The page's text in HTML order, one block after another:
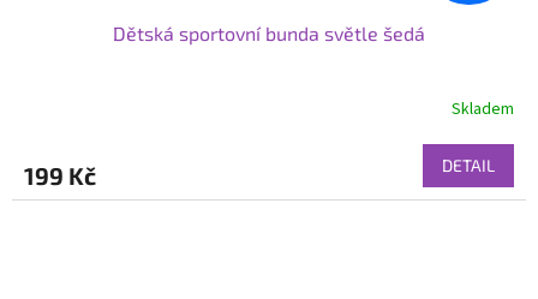
Dětská sportovní bunda světle šedá
Skladem
199 Kč DETAIL